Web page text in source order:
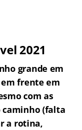
2021
grande em
frente em
com as
caminho (falta
a rotina,